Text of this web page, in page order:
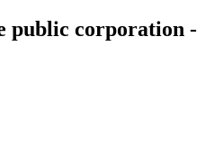
public corporation -